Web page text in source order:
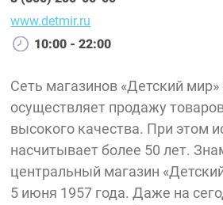
www.detmir.ru
10:00 - 22:00
Сеть магазинов «Детский мир»
осуществляет продажу
высокого качества. При этом
насчитывает более 50 лет.
центральный магазин
5 июня 1957 года. Даже на